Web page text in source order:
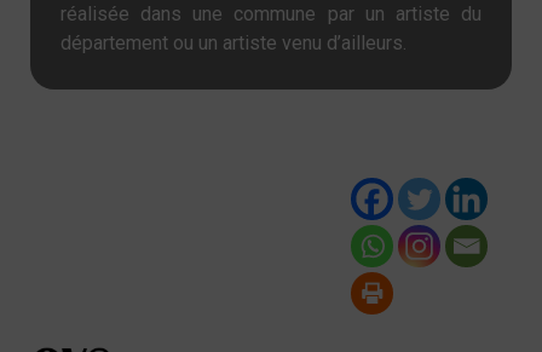
réalisée dans une commune par un artiste du
département ou un artiste venu d’ailleurs.